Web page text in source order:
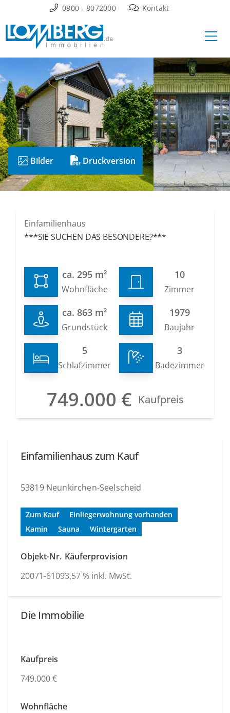
Inhalt
springen
0800 - 8072000 Kontakt
Bilder Druckversion
Einfamilienhaus
***SIE SUCHEN DAS BESONDERE?***
ca. 295 m²
Wohnfläche
10
Zimmer
ca. 863 m²
Grundstück
1979
Baujahr
5
Schlafzimmer
3
Badezimmer
749.000 € Kaufpreis
Einfamilienhaus zum Kauf
53819 Neunkirchen-Seelscheid
Zum Kauf
Einliegerwohnung vorhanden
Kamin
Sauna Wintergarten
Objekt-Nr.
20071-6109
Käuferprovision
3,57 % inkl. MwSt.
Die Immobilie
Kaufpreis
749.000 €
Wohnfläche